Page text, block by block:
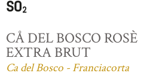
CÅ DEL BOSCO ROSÈ
EXTRA BRUT
Ca del Bosco - Franciacorta